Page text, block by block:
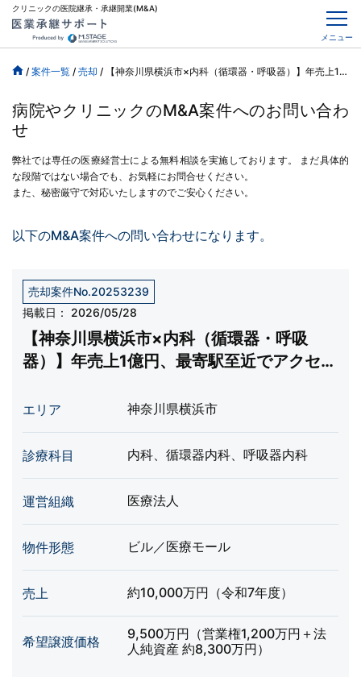
クリニックの医院継承・承継開業(M&A)
メニュー
/ 案件一覧 / 売却 / 【神奈川県横浜市×内科（循環器・呼吸器）】年売上1億円、最寄駅至近でアクセス◎
病院やクリニックのM&A案件へのお問い合わ
せ
弊社では専任の医療経営士による無料相談を実施しております。
まだ具体的
な段階ではない場合でも、お気軽にお問合せください。
また、秘密厳守で対応いたしますのでご安心ください。
以下のM&A案件への問い合わせになります。
売却案件No.20253239
掲載日：
2026/05/28
【神奈川県横浜市×内科（循環器・呼吸
器）】年売上1億円、最寄駅至近でアクセス
エリア 神奈川県横浜市
診療科目 内科、循環器内科、呼吸器内科
運営組織 医療法人
物件形態 ビル／医療モール
売上 約10,000万円（令和7年度）
希望譲渡価格
9,500万円（営業権1,200万円＋法
人純資産 約8,300万円）